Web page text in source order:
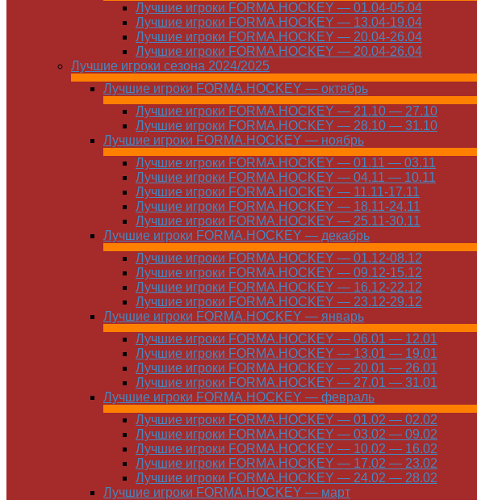
Лучшие игроки FORMA.HOCKEY — 01.04-05.04
Лучшие игроки FORMA.HOCKEY — 13.04-19.04
Лучшие игроки FORMA.HOCKEY — 20.04-26.04
Лучшие игроки FORMA.HOCKEY — 20.04-26.04
Лучшие игроки сезона 2024/2025
Лучшие игроки FORMA.HOCKEY — октябрь
Лучшие игроки FORMA.HOCKEY — 21.10 — 27.10
Лучшие игроки FORMA.HOCKEY — 28.10 — 31.10
Лучшие игроки FORMA.HOCKEY — ноябрь
Лучшие игроки FORMA.HOCKEY — 01.11 — 03.11
Лучшие игроки FORMA.HOCKEY — 04.11 — 10.11
Лучшие игроки FORMA.HOCKEY — 11.11-17.11
Лучшие игроки FORMA.HOCKEY — 18.11-24.11
Лучшие игроки FORMA.HOCKEY — 25.11-30.11
Лучшие игроки FORMA.HOCKEY — декабрь
Лучшие игроки FORMA.HOCKEY — 01.12-08.12
Лучшие игроки FORMA.HOCKEY — 09.12-15.12
Лучшие игроки FORMA.HOCKEY — 16.12-22.12
Лучшие игроки FORMA.HOCKEY — 23.12-29.12
Лучшие игроки FORMA.HOCKEY — январь
Лучшие игроки FORMA.HOCKEY — 06.01 — 12.01
Лучшие игроки FORMA.HOCKEY — 13.01 — 19.01
Лучшие игроки FORMA.HOCKEY — 20.01 — 26.01
Лучшие игроки FORMA.HOCKEY — 27.01 — 31.01
Лучшие игроки FORMA.HOCKEY — февраль
Лучшие игроки FORMA.HOCKEY — 01.02 — 02.02
Лучшие игроки FORMA.HOCKEY — 03.02 — 09.02
Лучшие игроки FORMA.HOCKEY — 10.02 — 16.02
Лучшие игроки FORMA.HOCKEY — 17.02 — 23.02
Лучшие игроки FORMA.HOCKEY — 24.02 — 28.02
Лучшие игроки FORMA.HOCKEY — март